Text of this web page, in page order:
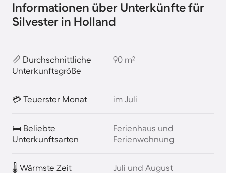
Informationen über Unterkünfte für
Silvester in Holland
📏 Durchschnittliche
Unterkunftsgröße
90 m²
💳 Teuerster Monat im Juli
🛏️ Beliebte
Unterkunftsarten
Ferienhaus und
Ferienwohnung
🌡️ Wärmste Zeit Juli und August